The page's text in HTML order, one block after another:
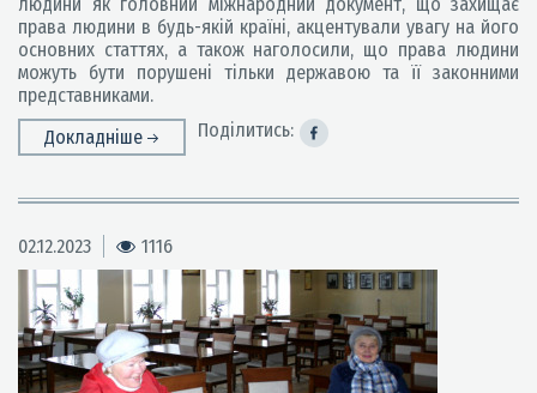
права людини в будь-якій країні, акцентували увагу на його
основних статтях, а також наголосили, що права людини
можуть бути порушені тільки державою та її законними
представниками.
Докладніше
Поділитись:
02.12.2023 1116